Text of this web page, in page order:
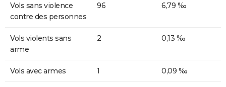
Vols sans violence
contre des personnes
96 6,79 ‰
Vols violents sans
arme
2 0,13 ‰
Vols avec armes 1 0,09 ‰